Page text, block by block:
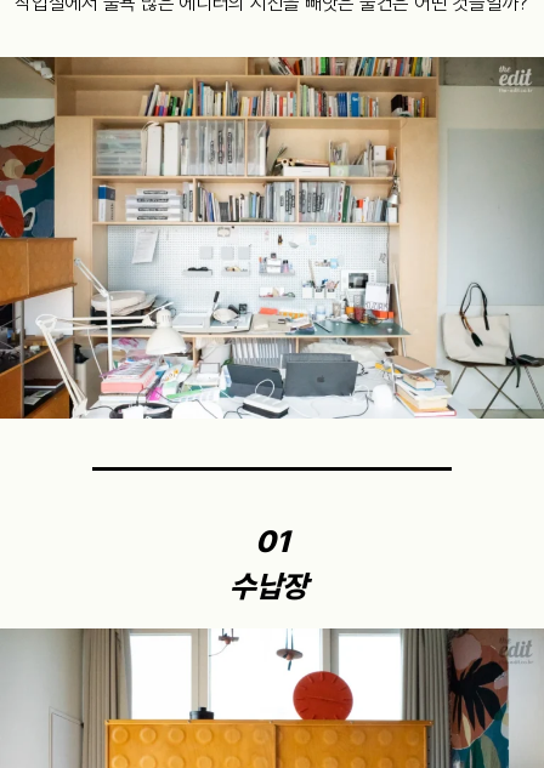
01
수납장